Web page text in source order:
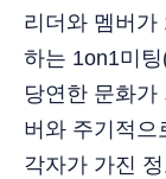
리더와 멤버가
하는 1on1미
당연한 문화가
버와 주기적으
각자가 가진